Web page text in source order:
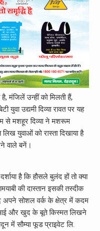
मंजिलें उन्हीं को मिलती हैं,
युवा उद्यमी दिव्या रावत पर यह
से मशहूर दिव्या ने मशरूम
युवाओं को रास्ता दिखाया है
वाले बनें।
है कि हौसले बुलंद हों तो क्या
की दास्तान इसकी तस्दीक
अपने सोशल वर्क के क्षेत्र में कदम
आई और खुद के बूते किस्मत लिखने
में सौम्या फूड प्राइवेट लि.